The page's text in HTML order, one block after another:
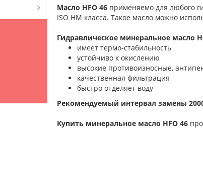
Масло HFO 46применяемо для любого
ISO HM класса. Такое масло можно
Гидравлическое минеральное масло
имеет термо-стабильность
устойчиво к окислению
высокие противоизносные,
качественная фильтрация
быстро отделяет воду
Рекомендуемый интервал замены
Купить минеральное масло HFO 46